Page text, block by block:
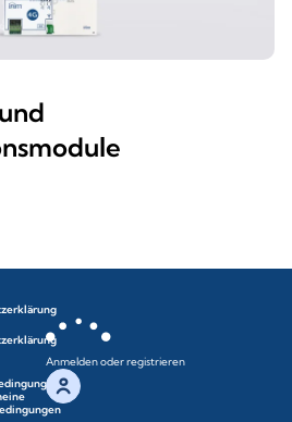
Anmelden oder registrieren